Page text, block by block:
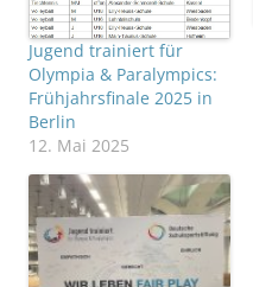
Jugend trainiert für
Olympia & Paralympics:
Frühjahrsfinale 2025 in
Berlin
12. Mai 2025